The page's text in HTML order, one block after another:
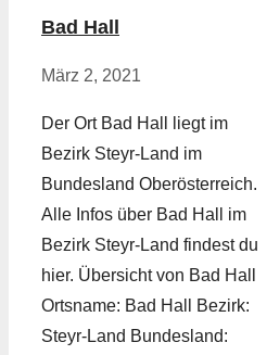
Bad Hall
März 2, 2021
Der Ort Bad Hall liegt im
Bezirk Steyr-Land im
Bundesland Oberösterreich.
Alle Infos über Bad Hall im
Bezirk Steyr-Land findest du
hier. Übersicht von Bad Hall
Ortsname: Bad Hall Bezirk:
Steyr-Land Bundesland: